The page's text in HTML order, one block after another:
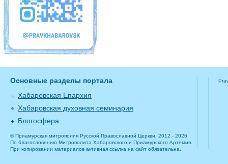
Основные разделы портала
Хабаровская Епархия
Хабаровская духовная семинария
Блогосфера
© Приамурская митрополия Русской Православной Церкви, 2012 - 2026
По благословению Митрополита Хабаровского и Приамурского Артемия.
При копировании материалов активная ссылка на сайт обязательна.